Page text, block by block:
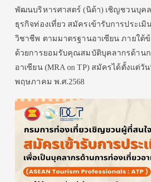
พัฒนบริหารศาสตร์ (นิด้า) เชิญชวนบุค
ธุรกิจท่องเที่ยว สมัครเข้ารับการประเมิ
วิชาชีพ ตามมาตรฐานอาเซียน ภายใต้
ด้วยการยอมรับคุณสมบัติบุคลากรด้านก
อาเซียน (MRA on TP) สมัครได้ตั้งแต่วัน
พฤษภาคม พ.ศ.2568